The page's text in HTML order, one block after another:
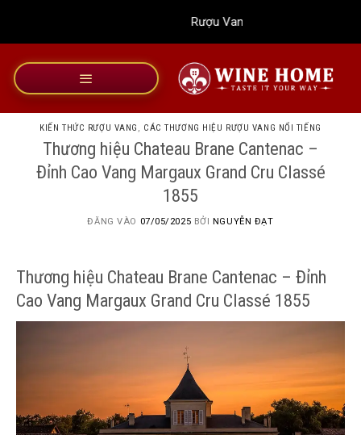
dung
Rượu Vang Wine Home
KIẾN THỨC RƯỢU VANG , CÁC THƯƠNG HIỆU RƯỢU VANG NỔI TIẾNG
Thương hiệu Chateau Brane Cantenac –
Đỉnh Cao Vang Margaux Grand Cru Classé
1855
ĐĂNG VÀO 07/05/2025 BỞI NGUYỄN ĐẠT
Thương hiệu Chateau Brane Cantenac – Đỉnh
Cao Vang Margaux Grand Cru Classé 1855